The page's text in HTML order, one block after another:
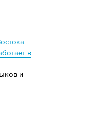
в
и